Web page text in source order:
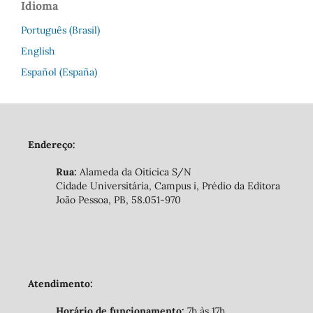
Idioma
Português (Brasil)
English
Español (España)
Endereço:
Rua: Alameda da Oiticica S/N
Cidade Universitária, Campus i, Prédio da Editora
João Pessoa, PB, 58.051-970
Atendimento: